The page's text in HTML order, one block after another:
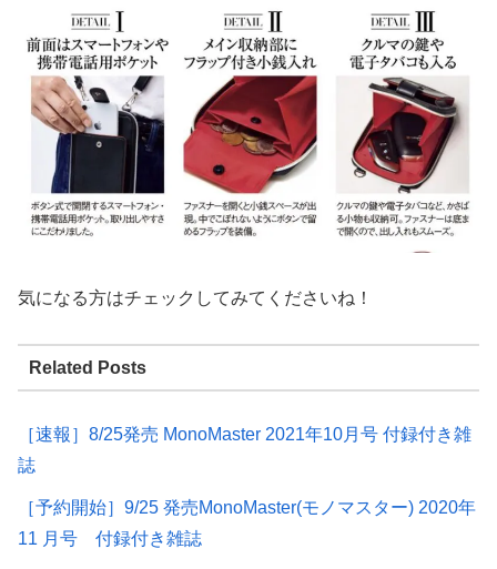
気になる方はチェックしてみてくださいね！
Related Posts
［速報］8/25発売 MonoMaster 2021年10月号 付録付き雑
誌
［予約開始］9/25 発売MonoMaster(モノマスター) 2020年
11 月号 付録付き雑誌